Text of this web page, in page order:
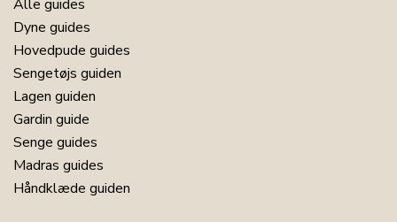
Alle guides
Dyne guides
Hovedpude guides
Sengetøjs guiden
Lagen guiden
Gardin guide
Senge guides
Madras guides
Håndklæde guiden